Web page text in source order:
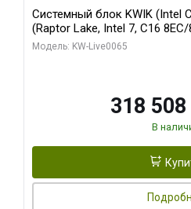
Системный блок KWIK (Intel
(Raptor Lake, Intel 7, C16
модуля)/ ASUS RTX5080
Модель: KW-Live0065
318
В